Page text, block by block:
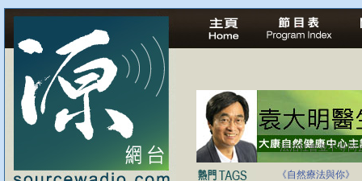
法治社會並不等同
自家教育合法化-
《自然療法與你》